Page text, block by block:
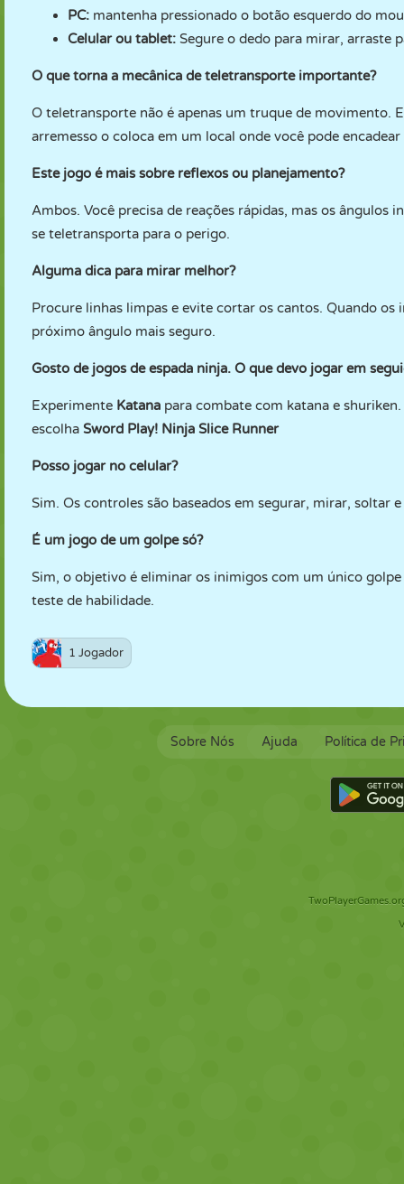
PC: mantenha pressionado o botão esquerdo do
Celular ou tablet: Segure o dedo para mirar, arraste
O que torna a mecânica de teletransporte importante?
O teletransporte não é apenas um truque de movimento.
arremesso o coloca em um local onde você pode
Este jogo é mais sobre reflexos ou planejamento?
Ambos. Você precisa de reações rápidas, mas os ângulos
se teletransporta para o perigo.
Alguma dica para mirar melhor?
Procure linhas limpas e evite cortar os cantos. Quando
próximo ângulo mais seguro.
Gosto de jogos de espada ninja. O que devo jogar em
Experimente Katana para combate com katana e
escolha Sword Play! Ninja Slice Runner
Posso jogar no celular?
Sim. Os controles são baseados em segurar, mirar,
É um jogo de um golpe só?
Sim, o objetivo é eliminar os inimigos com um único
teste de habilidade.
1 Jogador
Sobre Nós Ajuda Política de